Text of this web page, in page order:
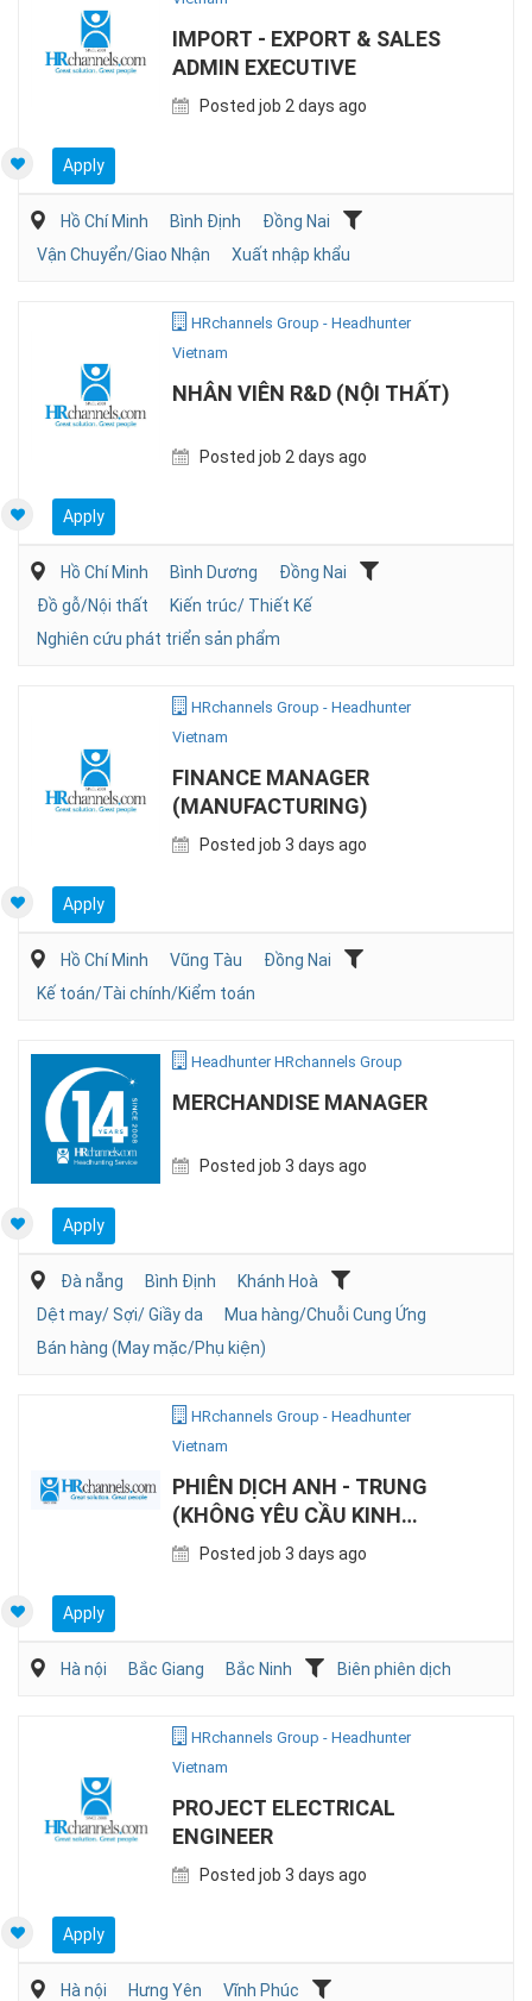
IMPORT - EXPORT & SALES
ADMIN EXECUTIVE
Posted job 2 days ago
Apply
Hồ Chí Minh Bình Định
Đồng Nai
Vận Chuyển/Giao Nhận
Xuất nhập khẩu
HRchannels Group - Headhunter
Vietnam
NHÂN VIÊN R&D (NỘI THẤT)
Posted job 2 days ago
Apply
Hồ Chí Minh Bình Dương
Đồng Nai
Đồ gỗ/Nội thất
Kiến trúc/ Thiết Kế
Nghiên cứu phát triển sản phẩm
HRchannels Group - Headhunter
Vietnam
FINANCE MANAGER
(MANUFACTURING)
Posted job 3 days ago
Apply
Hồ Chí Minh Vũng Tàu
Đồng Nai
Kế toán/Tài chính/Kiểm toán
Headhunter HRchannels Group
MERCHANDISE MANAGER
Posted job 3 days ago
Apply
Đà nẵng Bình Định
Khánh Hoà
Dệt may/ Sợi/ Giầy da
Mua hàng/Chuỗi Cung Ứng
Bán hàng (May mặc/Phụ kiện)
HRchannels Group - Headhunter
Vietnam
PHIÊN DỊCH ANH - TRUNG
(KHÔNG YÊU CẦU KINH
NGHIỆM)
Posted job 3 days ago
Apply
Hà nội Bắc Giang Bắc Ninh Biên phiên dịch
HRchannels Group - Headhunter
Vietnam
PROJECT ELECTRICAL
ENGINEER
Posted job 3 days ago
Apply
Hà nội Hưng Yên
Vĩnh Phúc